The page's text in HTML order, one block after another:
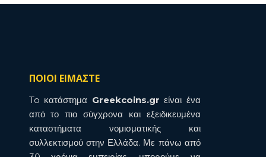
ΠΟΙΟΙ ΕΙΜΑΣΤΕ
To κατάστημα Greekcoins.gr είναι ένα
από το πιο σύγχρονα και εξειδικευμένα
καταστήματα νομισματικής και
συλλεκτισμού στην Ελλάδα. Με πάνω από